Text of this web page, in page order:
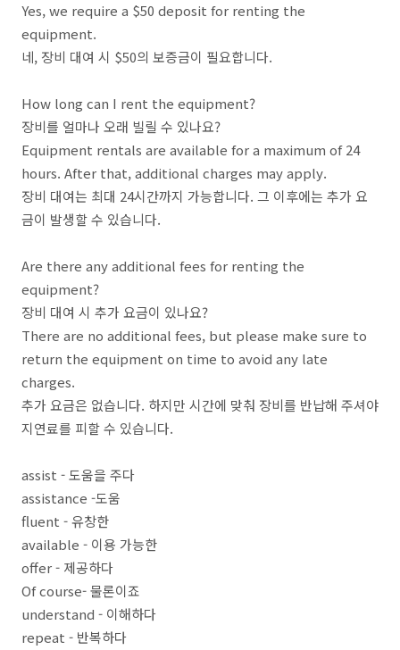
Yes, we require a $50 deposit for renting the
equipment.
네, 장비 대여 시 $50의 보증금이 필요합니다.
How long can I rent the equipment?
장비를 얼마나 오래 빌릴 수 있나요?
Equipment rentals are available for a maximum of 24
hours. After that, additional charges may apply.
장비 대여는 최대 24시간까지 가능합니다. 그 이후에는 추가 요
금이 발생할 수 있습니다.
Are there any additional fees for renting the
equipment?
장비 대여 시 추가 요금이 있나요?
There are no additional fees, but please make sure to
return the equipment on time to avoid any late
charges.
추가 요금은 없습니다. 하지만 시간에 맞춰 장비를 반납해 주셔야
지연료를 피할 수 있습니다.
assist - 도움을 주다
assistance -도움
fluent - 유창한
available - 이용 가능한
offer - 제공하다
Of course- 물론이죠
understand - 이해하다
repeat - 반복하다